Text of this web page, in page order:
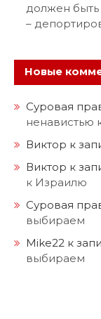
должен
–
Новые
Суровая
ненавистью
Виктор к
Виктор к
к Израилю
Суровая
выбираем
Mike22 к
выбираем